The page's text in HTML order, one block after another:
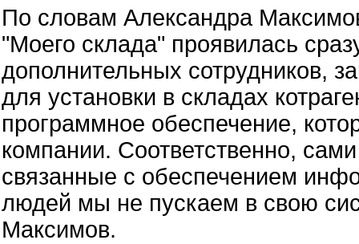
По словам Александра
"Моего склада" проявилась
дополнительных сотрудников,
для установки в складах
программное обеспечение,
компании. Соответственно,
связанные с обеспечением
людей мы не пускаем в свою
Максимов.